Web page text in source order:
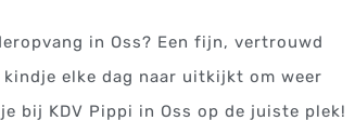
in Oss? Een fijn, vertrouwd
elke dag naar uitkijkt om weer
bij KDV Pippi in Oss op de juiste plek!